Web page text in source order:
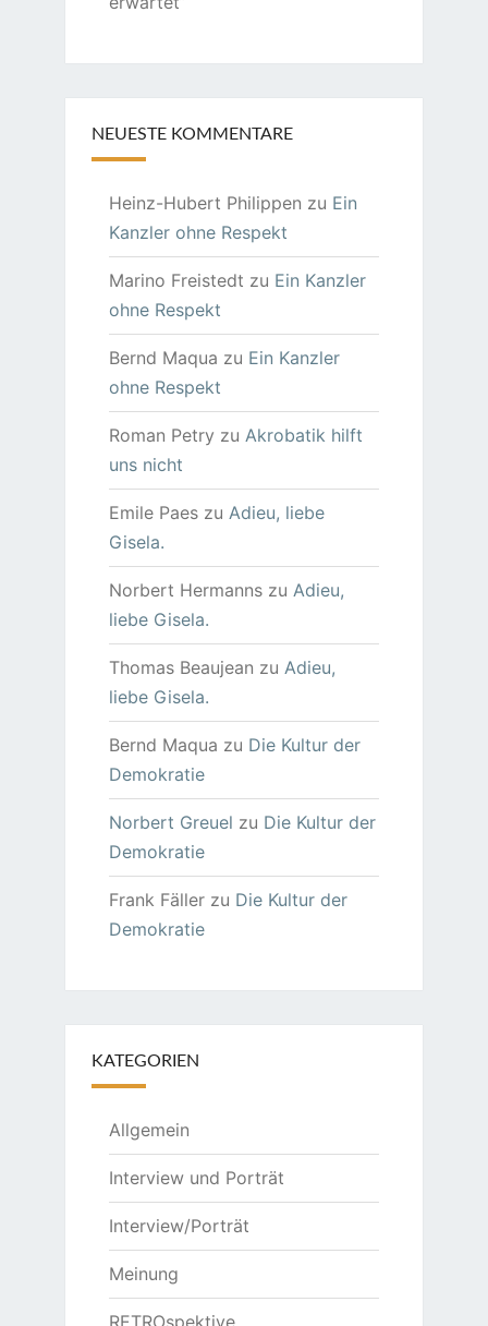
NEUESTE KOMMENTARE
Heinz-Hubert Philippen zu Ein
Kanzler ohne Respekt
Marino Freistedt zu Ein Kanzler
ohne Respekt
Bernd Maqua zu Ein Kanzler
ohne Respekt
Roman Petry zu Akrobatik hilft
uns nicht
Emile Paeszu Adieu, liebe
Gisela.
Norbert Hermannszu Adieu,
liebe Gisela.
Thomas Beaujean zu Adieu,
liebe Gisela.
Bernd Maqua zu Die Kultur der
Demokratie
Norbert Greuel zu Die Kultur der
Demokratie
Frank Fällerzu Die Kultur der
Demokratie
KATEGORIEN
Allgemein
Interview und Porträt
Interview/Porträt
Meinung
RETROspektive